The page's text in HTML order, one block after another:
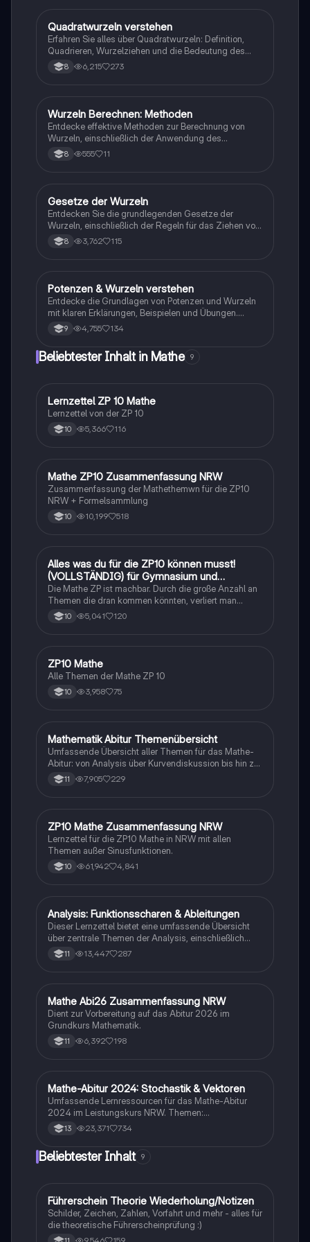
Mathe
Quadratwurzeln verstehen
Erfahren Sie alles über Quadratwurzeln: Definition,
Quadrieren, Wurzelziehen und die Bedeutung des
Radikanden. Diese Zusammenfassung bietet klare
Beispiele und erklärt die Gesetze der Exponenten und
8 6,215 273
Mathe
Wurzeln Berechnen: Methoden
Entdecke effektive Methoden zur Berechnung von
Wurzeln, einschließlich der Anwendung des
Distributivgesetzes, der geschickten
Wurzelberechnung und der Teilweise Wurzeln ziehen.
Fähigkeiten in der Mathematik verbessern möchten.
8 555 11
Mathe
Gesetze der Wurzeln
Entdecken Sie die grundlegenden Gesetze der
Wurzeln, einschließlich der Regeln für das Ziehen von
Wurzeln, das Multiplizieren, Dividieren und die
Besonderheiten der partiellen Wurzelentnahme. Diese
zu vertiefen. Ideal für Schüler, die sich auf
Mathearbeiten vorbereiten.
8 3,762 115
Mathe
Potenzen & Wurzeln verstehen
Entdecke die Grundlagen von Potenzen und Wurzeln
mit klaren Erklärungen, Beispielen und Übungen.
Dieser umfassende Leitfaden behandelt: Potenzen,
Zehnerpotenzen, Quadratwurzeln, Kubikwurzeln
ihre Kenntnisse in Mathematik vertiefen möchten.
9 4,755 134
Beliebtester Inhalt in Mathe 9
Mathe
Lernzettel ZP 10 Mathe
Lernzettel von der ZP 10
10 5,366 116
Mathe
Mathe ZP10 Zusammenfassung NRW
Zusammenfassung der Mathethemwn für die ZP10
NRW + Formelsammlung
10 10,199 518
Mathe
Alles was du für die ZP10 können musst!
(VOLLSTÄNDIG) für Gymnasium und
Realschule
Die Mathe ZP ist machbar. Durch die große Anzahl an
Themen die dran kommen könnten, verliert man
schnell den Überblick. Also habe ich von den kleinsten
Themen bis hin zu den größten alles
10 5,041 120
Mathe
ZP10 Mathe
Alle Themen der Mathe ZP 10
10 3,958 75
Mathe
Mathematik Abitur Themenübersicht
Umfassende Übersicht aller Themen für das Mathe-
Abitur: von Analysis über Kurvendiskussion bis hin zu
Integralrechnung und Stochastik. Ideal für die
Prüfungsvorbereitung mit detaillierten Inhalten zu
11 7,905 229
Mathe
ZP10 Mathe Zusammenfassung NRW
Lernzettel für die ZP10 Mathe in NRW mit allen
Themen außer Sinusfunktionen.
10 61,942 4,841
Mathe
Analysis: Funktionsscharen & Ableitungen
Dieser Lernzettel bietet eine umfassende Übersicht
über zentrale Themen der Analysis, einschließlich
Funktionsscharen, Ableitungen, Extrempunkte,
Integrale und e-Funktionen. Ideal für die Vorbereitung
Beispielen und Schritt-für-Schritt-Anleitungen.
11 13,447 287
Mathe
Mathe Abi26 Zusammenfassung NRW
Dient zur Vorbereitung auf das Abitur 2026 im
Grundkurs Mathematik.
11 6,392 198
Mathe
Mathe-Abitur 2024: Stochastik & Vektoren
Umfassende Lernressourcen für das Mathe-Abitur
2024 im Leistungskurs NRW. Themen:
Hypothesentests, Binomialverteilung, Vektorrechnung
(Lagebeziehungen, Abstände, Spiegelung), Analysis
Extremwertaufgaben) und mehr. Ideal zur
13 23,371 734
Beliebtester Inhalt 9
Lerntipps
Führerschein Theorie Wiederholung/Notizen
Schilder, Zeichen, Zahlen, Vorfahrt und mehr - alles für
die theoretische Führerscheinprüfung :)